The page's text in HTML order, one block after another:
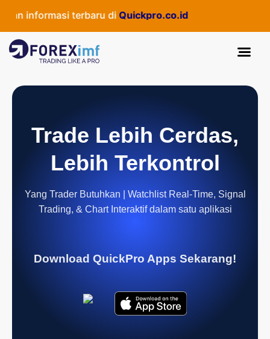
informasi terbaru di Quickpro.co.id
Trade Lebih Cerdas,
Lebih Terkontrol
Yang Trader Butuhkan | Watchlist Real-Time, Signal
Trading, & Chart Interaktif dalam satu aplikasi
Download QuickPro Apps Sekarang!